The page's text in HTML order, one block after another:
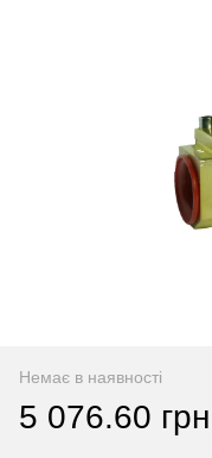
Немає в наявності
5 076.60 грн